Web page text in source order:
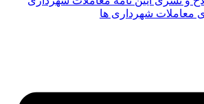
ی معاملات شهرداری ها